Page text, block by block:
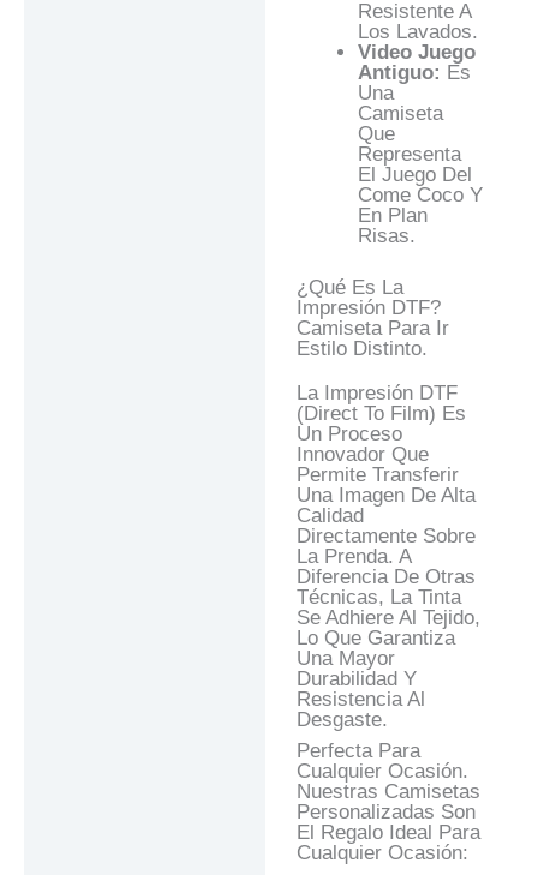
Resistente A
Los Lavados.
Video Juego
Antiguo: Es
Una
Camiseta
Que
Representa
El Juego Del
Come Coco Y
En Plan
Risas.
¿Qué Es La
Impresión DTF?
Camiseta Para Ir
Estilo Distinto.
La Impresión DTF
(Direct To Film) Es
Un Proceso
Innovador Que
Permite Transferir
Una Imagen De Alta
Calidad
Directamente Sobre
La Prenda. A
Diferencia De Otras
Técnicas, La Tinta
Se Adhiere Al Tejido,
Lo Que Garantiza
Una Mayor
Durabilidad Y
Resistencia Al
Desgaste.
Perfecta Para
Cualquier Ocasión.
Nuestras Camisetas
Personalizadas Son
El Regalo Ideal Para
Cualquier Ocasión: